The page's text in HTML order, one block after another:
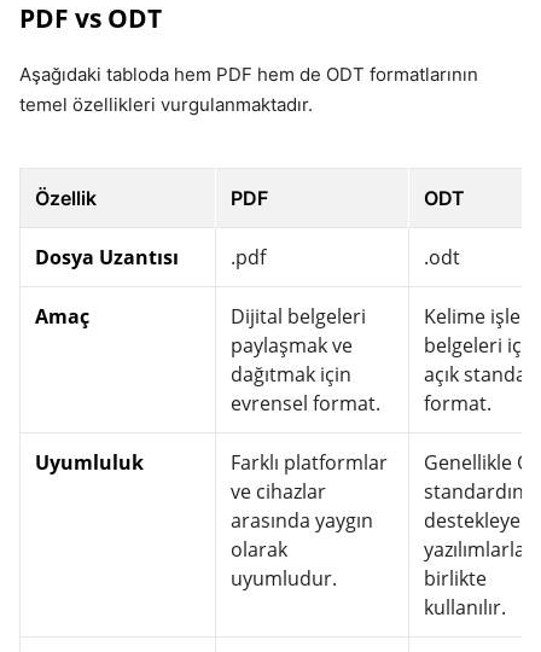
PDF vs ODT
Aşağıdaki tabloda hem PDF hem de ODT formatlarının
temel özellikleri vurgulanmaktadır.
Özellik PDF ODT
Dosya Uzantısı .pdf .odt
Amaç
Dijital belgeleri
paylaşmak ve
dağıtmak için
evrensel format.
Kelime işlem
belgeleri için
açık standart
format.
Uyumluluk
Farklı platformlar
ve cihazlar
arasında yaygın
olarak
uyumludur.
Genellikle
standardını
destekleyen
yazılımlarla
birlikte
kullanılır.